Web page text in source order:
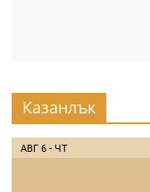
Казанлък
АВГ 6 - ЧТ